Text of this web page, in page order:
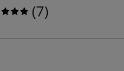
(7)